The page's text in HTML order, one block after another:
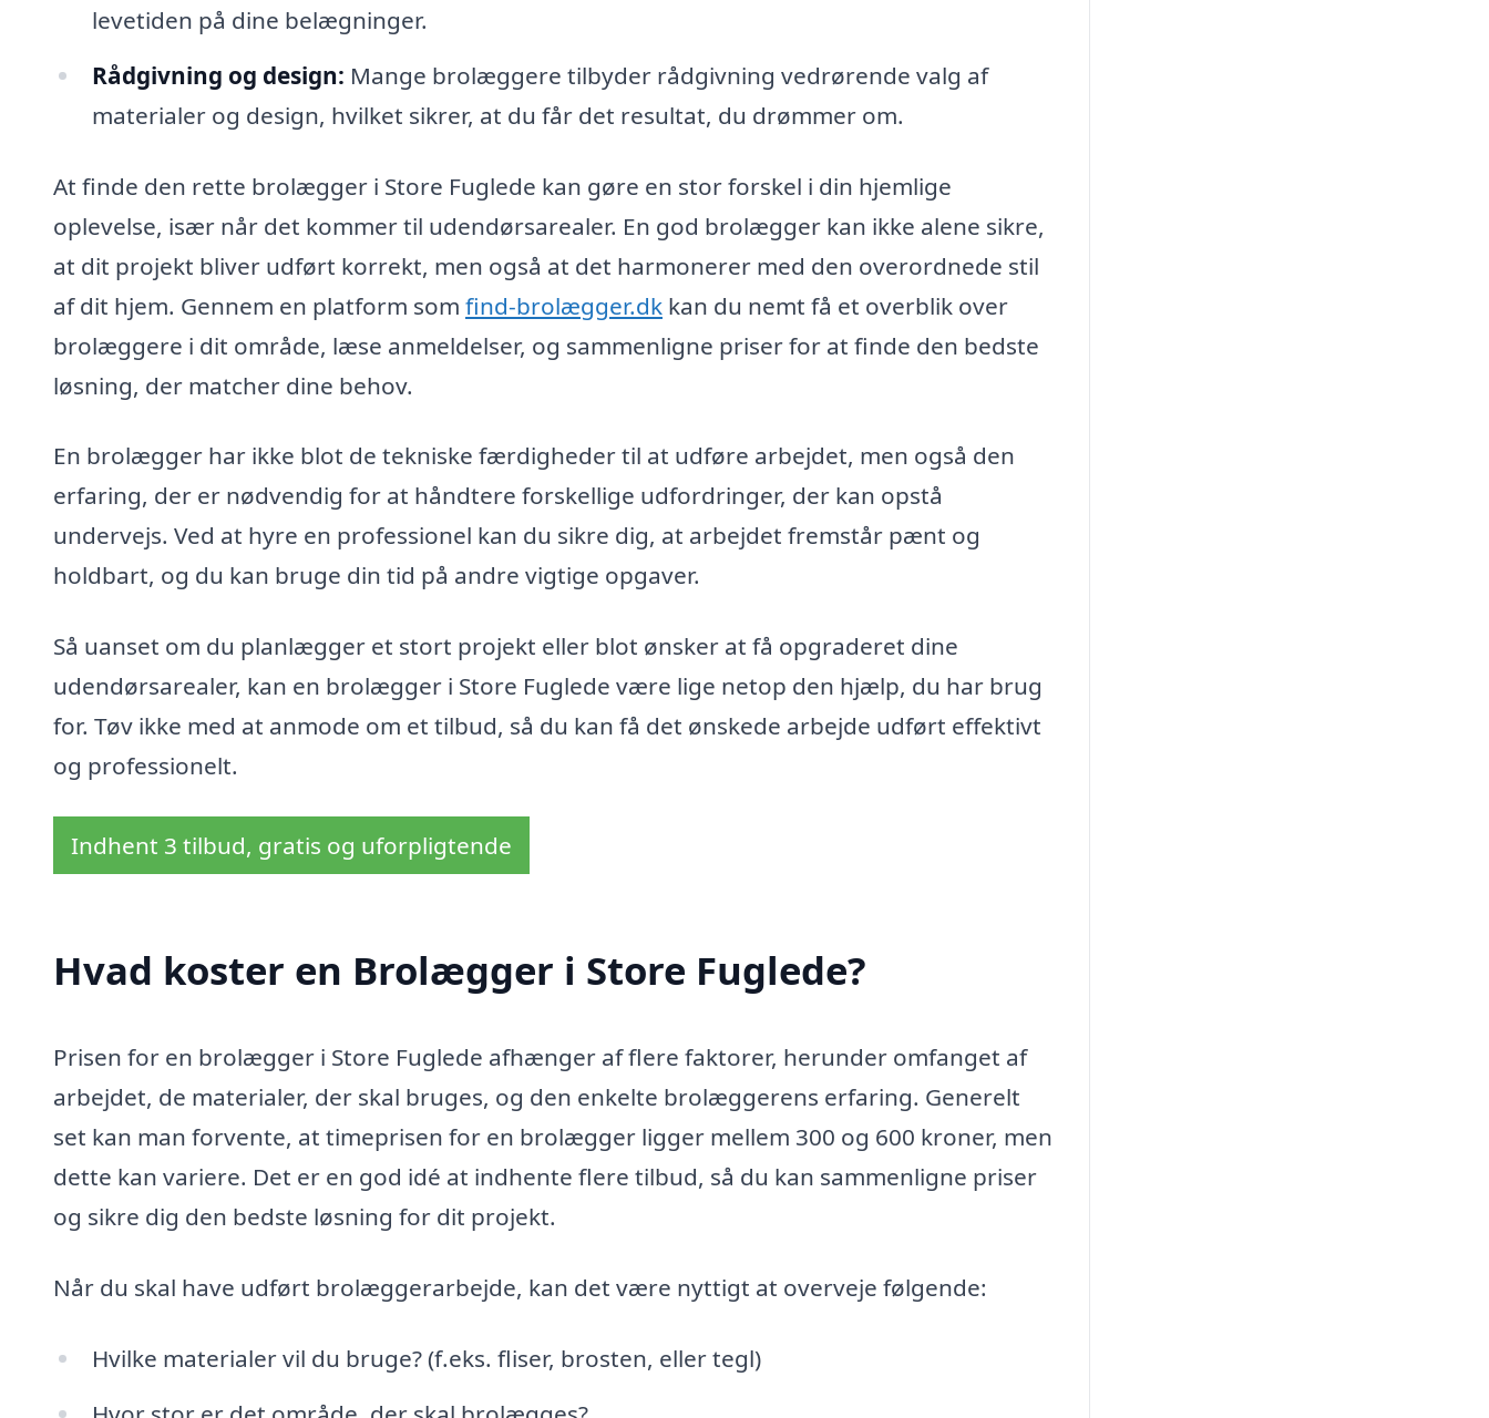
levetiden på dine belægninger.
Rådgivning og design: Mange brolæggere tilbyder rådgivning vedrørende valg af
materialer og design, hvilket sikrer, at du får det resultat, du drømmer om.
At finde den rette brolægger i Store Fuglede kan gøre en stor forskel i din hjemlige
oplevelse, især når det kommer til udendørsarealer. En god brolægger kan ikke alene sikre,
at dit projekt bliver udført korrekt, men også at det harmonerer med den overordnede stil
af dit hjem. Gennem en platform som find-brolægger.dk kan du nemt få et overblik over
brolæggere i dit område, læse anmeldelser, og sammenligne priser for at finde den bedste
løsning, der matcher dine behov.
En brolægger har ikke blot de tekniske færdigheder til at udføre arbejdet, men også den
erfaring, der er nødvendig for at håndtere forskellige udfordringer, der kan opstå
undervejs. Ved at hyre en professionel kan du sikre dig, at arbejdet fremstår pænt og
holdbart, og du kan bruge din tid på andre vigtige opgaver.
Så uanset om du planlægger et stort projekt eller blot ønsker at få opgraderet dine
udendørsarealer, kan en brolægger i Store Fuglede være lige netop den hjælp, du har brug
for. Tøv ikke med at anmode om et tilbud, så du kan få det ønskede arbejde udført effektivt
og professionelt.
Indhent 3 tilbud, gratis og uforpligtende
Hvad koster en Brolægger i Store Fuglede?
Prisen for en brolægger i Store Fuglede afhænger af flere faktorer, herunder omfanget af
arbejdet, de materialer, der skal bruges, og den enkelte brolæggerens erfaring. Generelt
set kan man forvente, at timeprisen for en brolægger ligger mellem 300 og 600 kroner, men
dette kan variere. Det er en god idé at indhente flere tilbud, så du kan sammenligne priser
og sikre dig den bedste løsning for dit projekt.
Når du skal have udført brolæggerarbejde, kan det være nyttigt at overveje følgende:
Hvilke materialer vil du bruge? (f.eks. fliser, brosten, eller tegl)